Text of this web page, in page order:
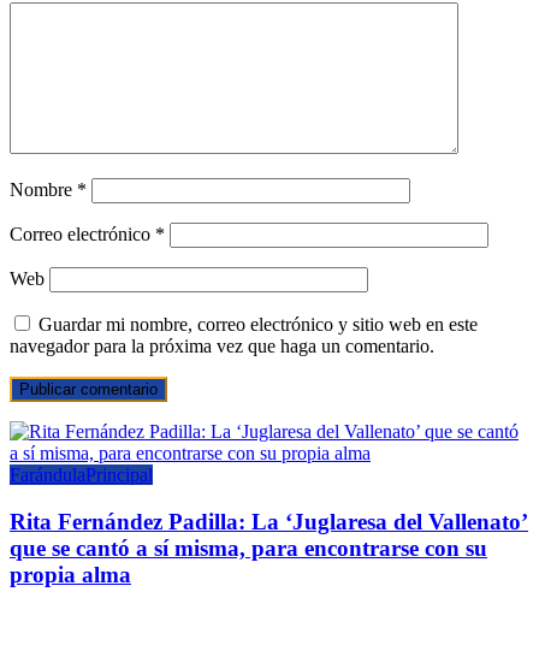
Nombre *
Correo electrónico *
Web
Guardar mi nombre, correo electrónico y sitio web en este
navegador para la próxima vez que haga un comentario.
FarándulaPrincipal
Rita Fernández Padilla: La ‘Juglaresa del Vallenato’
que se cantó a sí misma, para encontrarse con su
propia alma